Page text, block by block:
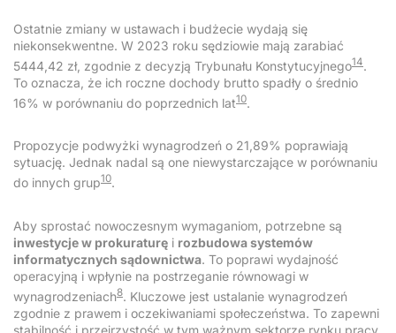
Ostatnie zmiany w ustawach i budżecie wydają się
niekonsekwentne. W 2023 roku sędziowie mają zarabiać
5444,42 zł, zgodnie z decyzją Trybunału Konstytucyjnego14.
To oznacza, że ich roczne dochody brutto spadły o średnio
16% w porównaniu do poprzednich lat10
Propozycje podwyżki wynagrodzeń o 21,89% poprawiają
sytuację. Jednak nadal są one niewystarczające w porównaniu
do innych grup10.
Aby sprostać nowoczesnym wymaganiom, potrzebne są
inwestycje w prokuraturę i rozbudowa systemów
informatycznych sądownictwa. To poprawi wydajność
operacyjną i wpłynie na postrzeganie równowagi w
wynagrodzeniach8. Kluczowe jest ustalanie wynagrodzeń
zgodnie z prawem i oczekiwaniami społeczeństwa. To zapewni
stabilność i przejrzystość w tym ważnym sektorze rynku pracy.